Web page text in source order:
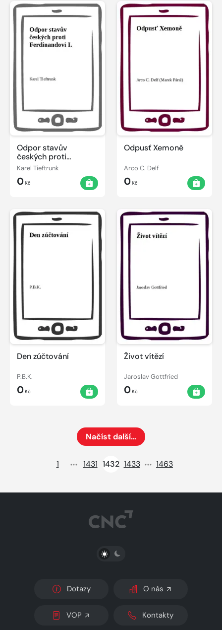
Odpor stavův
českých proti
Ferdinandovi I.
Karel Tieftrunk
0Kč
Odpusť Xemoně
Arco C. Delf
0Kč
Den zúčtování
P.B.K.
0Kč
Život vítězí
Jaroslav Gottfried
0Kč
Načíst další…
1
1431 1432 1433 1463
PŘEPNOUT SVĚTLÝ/TMAVÝ REŽIM
Dotazy O nás
VOP Kontakty